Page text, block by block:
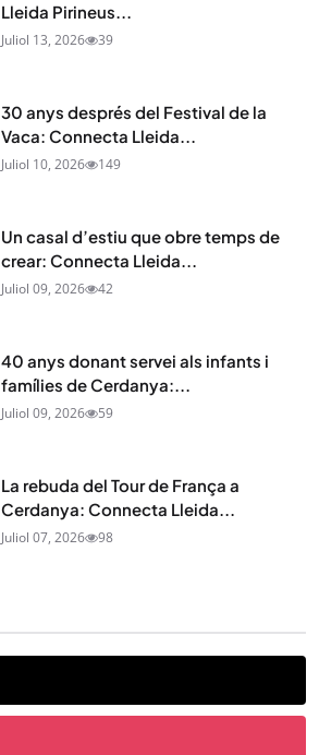
Lleida Pirineus...
Juliol 13, 2026 39
30 anys després del Festival de la
Vaca: Connecta Lleida...
Juliol 10, 2026 149
Un casal d’estiu que obre temps de
crear: Connecta Lleida...
Juliol 09, 2026 42
40 anys donant servei als infants i
famílies de Cerdanya:...
Juliol 09, 2026 59
La rebuda del Tour de França a
Cerdanya: Connecta Lleida...
Juliol 07, 2026 98